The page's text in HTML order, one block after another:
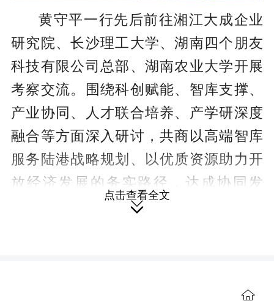
黄守平一行先后前往湘江大成企业
研究院、长沙理工大学、湖南四个朋友
科技有限公司总部、湖南农业大学开展
考察交流。围绕科创赋能、智库支撑、
产业协同、人才联合培养、产学研深度
融合等方面深入研讨，共商以高端智库
服务陆港战略规划、以优质资源助力开
放经济发展的务实路径，达成协同发
展、互利共赢的合作共识。与湘江大成
点击查看全文
